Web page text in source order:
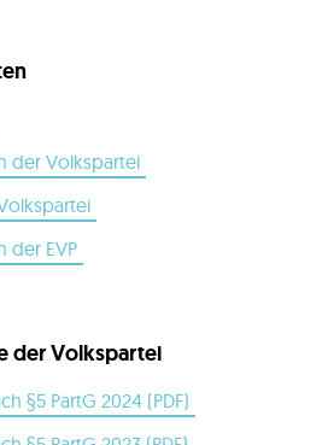
der Volkspartei
der EVP
der Volkspartei
§5 PartG 2024 (PDF)